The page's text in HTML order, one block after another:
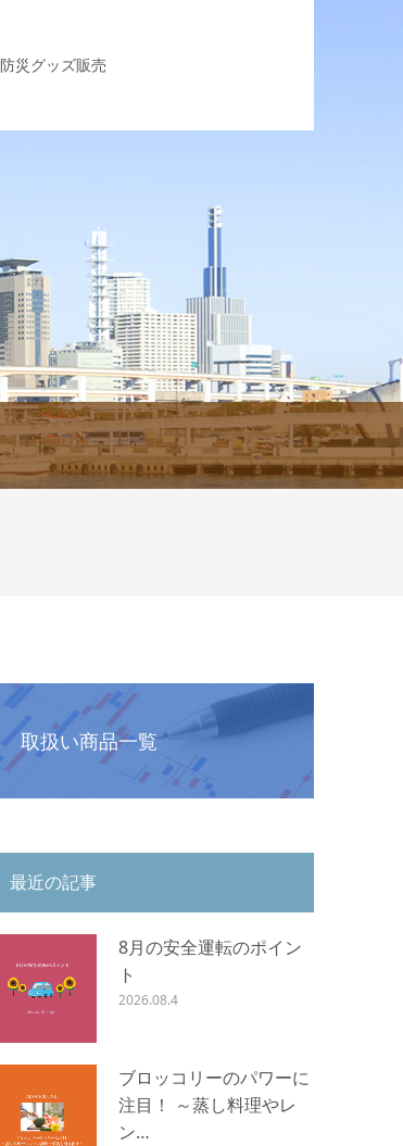
防災グッズ販売
取扱い商品一覧
最近の記事
8月の安全運転のポイン
ト
2026.08.4
ブロッコリーのパワーに
注目！ ～蒸し料理やレ
ン…